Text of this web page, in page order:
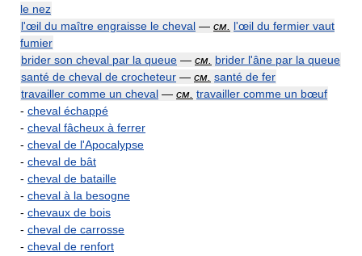
le nez
l'œil du maître engraisse le cheval — см. l'œil du fermier vaut
fumier
brider son cheval par la queue — см. brider l'âne par la queue
santé de cheval de crocheteur — см. santé de fer
travailler comme un cheval — см. travailler comme un bœuf
- cheval échappé
- cheval fâcheux à ferrer
- cheval de l'Apocalypse
- cheval de bât
- cheval de bataille
- cheval à la besogne
- chevaux de bois
- cheval de carrosse
- cheval de renfort